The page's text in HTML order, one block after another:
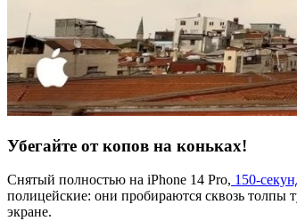
Убегайте от копов на коньках!
Снятый полностью на iPhone 14 Pro, 150-
полицейские: они пробираются сквозь
экране.